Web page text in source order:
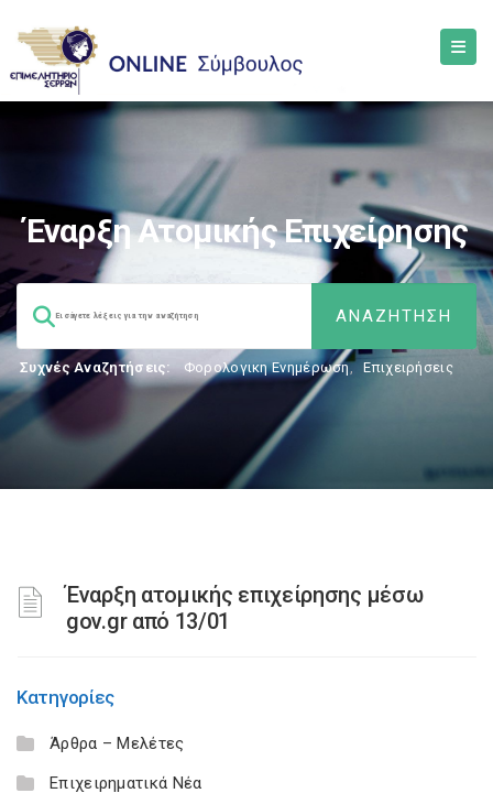
Έναρξη Ατομικής Επιχείρησης
Συχνές Αναζητήσεις: Φορολογικη Ενημέρωση, Επιχειρήσεις
Έναρξη ατομικής επιχείρησης μέσω
gov.gr από 13/01
Κατηγορίες
Άρθρα – Μελέτες
Επιχειρηματικά Νέα